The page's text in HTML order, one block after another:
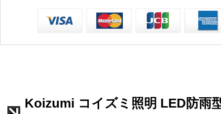
Koizumi コイズミ照明 LED防雨